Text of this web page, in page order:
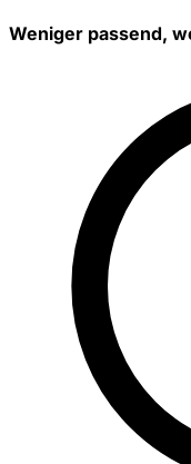
Weniger passend,